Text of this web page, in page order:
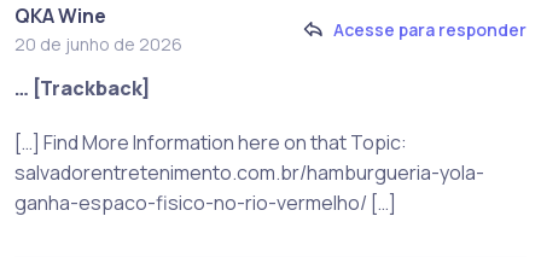
QKA Wine
20 de junho de 2026
Acesse para responder
… [Trackback]
[…] Find More Information here on that Topic:
salvadorentretenimento.com.br/hamburgueria-yola-
ganha-espaco-fisico-no-rio-vermelho/ […]